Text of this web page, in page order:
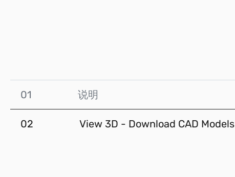
01 说明
02 View 3D - Download CAD Models